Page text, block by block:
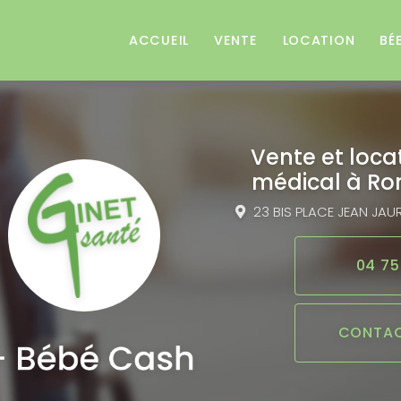
ACCUEIL VENTE LOCATION
Vente et
médical à
23 BIS PLACE JEAN
04